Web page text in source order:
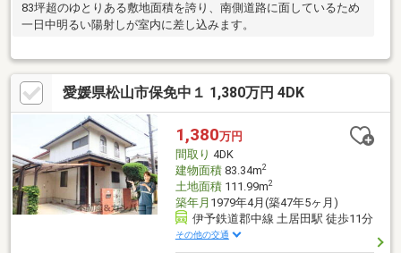
83坪超のゆとりある敷地面積を誇り、南側道路に面しているため
一日中明るい陽射しが室内に差し込みます。
愛媛県松山市保免中１ 1,380万円 4DK
1,380万円
間取り 4DK
建物面積83.34m2
土地面積111.99m2
築年月 1979年4月(築47年5ヶ月)
伊予鉄道郡中線 土居田駅 徒歩11分
その他の交通